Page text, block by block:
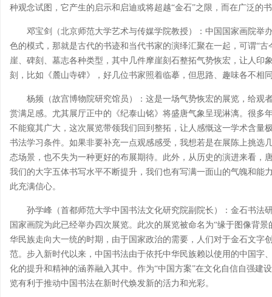
种观念试图，它产生的启示和启迪或将超越“金石”之限，而在广泛的
邓宝剑（北京师范大学艺术与传媒学院教授）：中国国家画院举
色的模式，那就是古代的书迹和当代书家的演绎汇聚在一起，可谓“
崖、碑刻、墓志各种类型，其中几件摩崖刻石整拓气势恢宏，让人印
刻，比如《麓山寺碑》，好几位书家照着临摹，但思路、趣味各不相
杨频（故宫博物院研究馆员）：这是一场气势恢宏的展览，给观
赏满足感。尤其展厅正中的《纪泰山铭》将盛唐气象呈现淋漓。很多
不能窥其广大，这次展览带领我们回到整拓，让人感慨这一学术含量
书法学习条件。如果非要补充一点观感感受，我想若是在展陈上挑选
态场景，也不失为一种更好的布展期待。此外，从历史的演进来看，
我们的大字五体书写水平不断提升，我们也有写满一面山的气魄和能
此充满信心。
孙学峰（首都师范大学中国书法文化研究院副院长）：金石书法
国家画院为此已经举办四次展览。此次的展览被命名为“缘于图像背
华民族走向大一统的时期，由于国家政治的需要，人们对于金石文字
范。步入新时代以来，中国书法由于依托中华民族赖以使用的中国字
化的提升和精神的涵养融入其中。作为“中国方案”在文化自信自强建
览有利于推动中国书法在新时代焕发新的活力和光彩。